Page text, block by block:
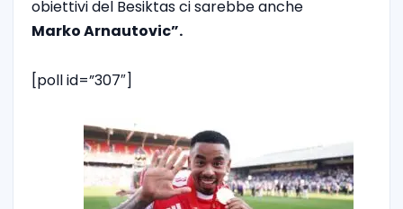
obiettivi del Besiktas ci sarebbe anche
Marko Arnautovic”.
[poll id=”307″]